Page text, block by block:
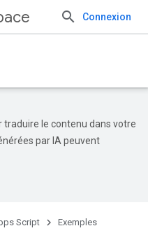
Connexion
traduire le contenu dans votre
par IA peuvent
Script Exemples